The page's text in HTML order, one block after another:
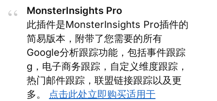
MonsterInsights Pro
此插件是MonsterInsights Pro插件的
简易版本，附带了您需要的所有
Google分析跟踪功能，包括事件跟踪
g，电子商务跟踪，自定义维度跟踪，
热门邮件跟踪，联盟链接跟踪以及更
多。 点击此处立即购买适用于